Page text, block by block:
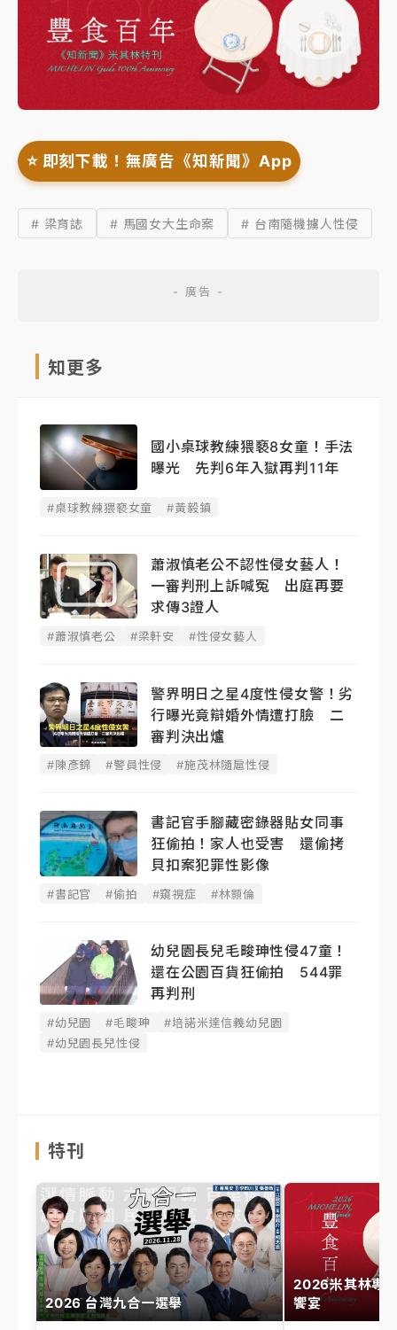
⭐️ 即刻下載！無廣告《知新聞》App
# 梁育誌 # 馬國女大生命案 # 台南隨機擄人性侵
知更多
國小桌球教練猥褻8女童！手法
曝光 先判6年入獄再判11年
#桌球教練猥褻女童 #黃毅鎮
蕭淑慎老公不認性侵女藝人！
一審判刑上訴喊冤 出庭再要
求傳3證人
#蕭淑慎老公 #梁軒安 #性侵女藝人
警界明日之星4度性侵女警！劣
行曝光竟辯婚外情遭打臉 二
審判決出爐
#陳彥錦 #警員性侵 #施茂林隨扈性侵
書記官手腳藏密錄器貼女同事
狂偷拍！家人也受害 還偷拷
貝扣案犯罪性影像
#書記官 #偷拍 #窺視症 #林顥倫
幼兒園長兒毛畯珅性侵47童！
還在公園百貨狂偷拍 544罪
再判刑
#幼兒園 #毛畯珅
#培諾米達信義幼兒園
#幼兒園長兒性侵
特刊
2026 台灣九合一選舉
2026米其林專
饗宴